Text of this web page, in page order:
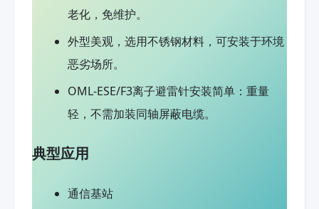
老化，免维护。
外型美观，选用不锈钢材料，可安装于环境
恶劣场所。
OML-ESE/F3离子避雷针安装简单：重量
轻，不需加装同轴屏蔽电缆。
典型应用
通信基站